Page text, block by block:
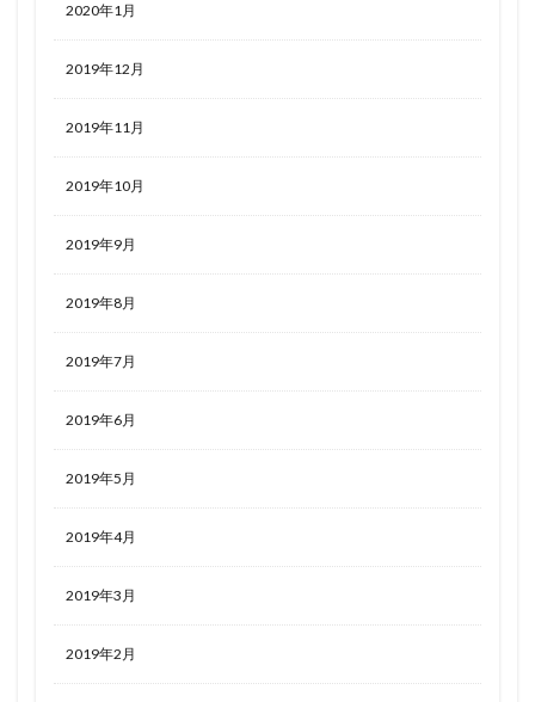
2020年1月
2019年12月
2019年11月
2019年10月
2019年9月
2019年8月
2019年7月
2019年6月
2019年5月
2019年4月
2019年3月
2019年2月